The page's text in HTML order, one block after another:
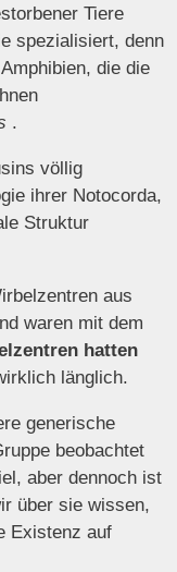
Tiere
spezialisiert, denn
die die
.
völlig
ihrer Notocorda,
Struktur
aus
waren mit dem
hatten
länglich.
generische
beobachtet
aber dennoch ist
über sie wissen,
Existenz auf